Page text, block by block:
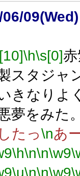
06/
\h\s[0]
スタジャ
きなりよ
夢をみた
たっ\nあ
\h\n\n\w9